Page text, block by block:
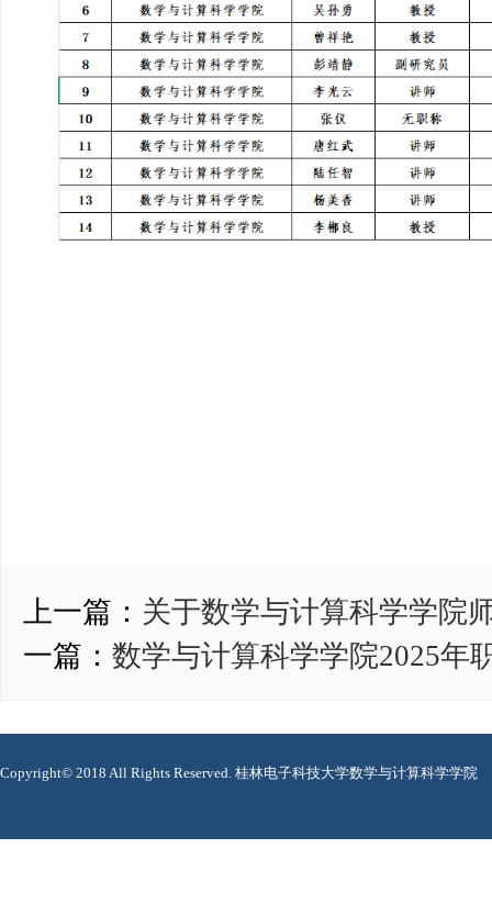
上一篇： 关于数学与计算科学学院
一篇： 数学与计算科学学院2025年
Copyright© 2018 All Rights Reserved. 桂林电子科技大学数学与计算科学学院